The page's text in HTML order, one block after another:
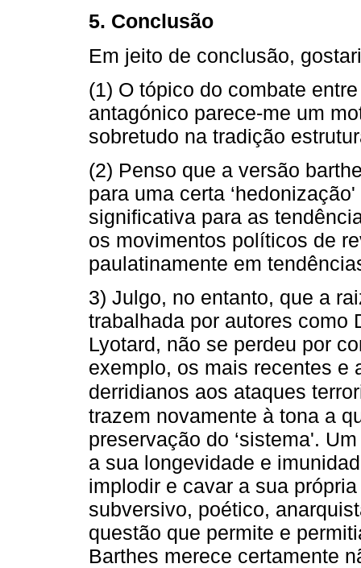
5. Conclusão
Em jeito de conclusão,
(1) O tópico do combate
antagónico parece-me um
sobretudo na tradição
(2) Penso que a versão
para uma certa
significativa para as
os movimentos políticos de
paulatinamente em
3) Julgo, no entanto, que a
trabalhada por autores como
Lyotard, não se perdeu por
exemplo, os mais recentes e
derridianos aos ataques
trazem novamente à tona a
preservação do ‘sistema'.
a sua longevidade e
implodir e cavar a sua
subversivo, poético,
questão que permite e
Barthes merece certamente